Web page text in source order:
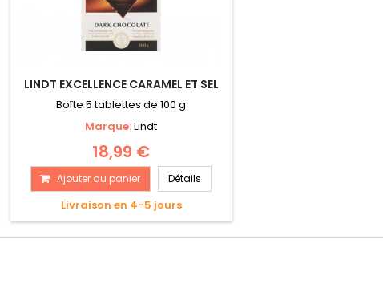
LINDT EXCELLENCE CARAMEL ET SEL
Boîte 5 tablettes de 100 g
Marque:Lindt
18,99 €
Ajouter au panier Détails
Livraison en 4-5 jours